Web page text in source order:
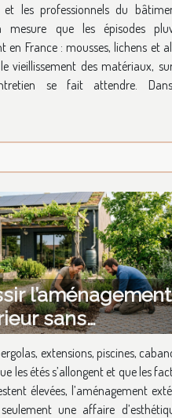
et les professionnels du
mesure que les épisodes
en France : mousses, lichens et
vieillissement des matériaux,
se fait attendre.
l’aménagement
sans
la
extensions, piscines,
les étés s’allongent et que les
élevées, l’aménagement
une affaire